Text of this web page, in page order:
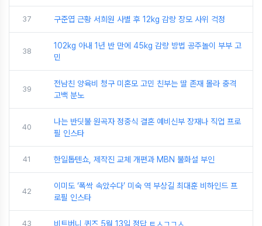
37 구준엽 근황 서희원 사별 후 12kg 감량 장모 사위 걱정
38
102kg 아내 1년 반 만에 45kg 감량 방법 공주놀이 부부 고
민
39
전남친 양육비 청구 미혼모 고민 친부는 딸 존재 몰라 충격
고백 분노
40
나는 반딧불 원곡자 정중식 결혼 예비신부 장재나 직업 프로
필 인스타
41 한일톱텐쇼, 제작진 교체 개편과 MBN 불화설 부인
42
이미도 ‘폭싹 속았수다’ 미숙 역 부상길 최대훈 비하인드 프
로필 인스타
43 비트버니 퀴즈 5월 13일 정답 ㅌㅅㄱㄱㅅ